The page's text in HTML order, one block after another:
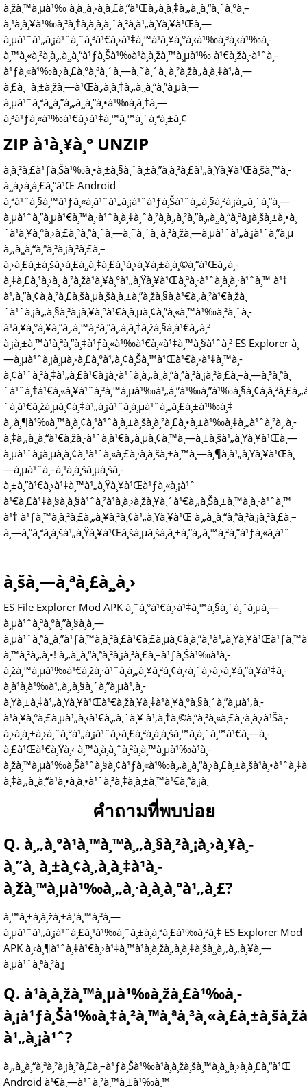
à¸žà¸™à¸µà¹‰ à¸­à¸¸à¸›à¸à¸£à¸“à¹Œà¸‚à¸­à¸‡à¸„à¸¸à¸“à¸ˆà¸°à¸–
à¸¹à¸à¸¥à¹‰à¸²à¸‡à¸­à¸­à¸à¸ˆà¸²à¸à¹„à¸Ÿà¸¥à¹Œà¸—
à¸µà¹ˆà¹„à¸¡à¹ˆà¸ˆà¸³à¹€à¸›à¹‡à¸™à¹à¸¥à¸°à¸‹à¹‰à¸³à¸‹à¹‰à¸­
à¸™à¸«à¸²à¸à¸„à¸¸à¸“à¹ƒà¸Šà¹‰à¹à¸­à¸žà¸™à¸µà¹‰ à¹€à¸žà¸·à¹ˆà¸­
à¹ƒà¸«à¹‰à¸›à¸£à¸°à¸ªà¸´à¸—à¸˜à¸´à¸ à¸²à¸žà¸‚à¸­à¸‡à¹‚à¸—
à¸£à¸¨à¸±à¸žà¸—à¹Œà¸‚à¸­à¸‡à¸„à¸¸à¸“à¸”à¸µà¸—
à¸µà¹ˆà¸ªà¸¸à¸”à¸„à¸¸à¸“à¸•à¹‰à¸­à¸‡à¸—
à¸³à¹ƒà¸«à¹‰à¹€à¸›à¹‡à¸™à¸™à¸´à¸ªà¸±à¸¢
ZIP à¹à¸¥à¸° UNZIP
à¸à¸²à¸£à¹ƒà¸Šà¹‰à¸•à¸±à¸§à¸ˆà¸±à¸”à¸à¸²à¸£à¹„à¸Ÿà¸¥à¹Œà¸šà¸™à¸­
à¸¸à¸›à¸à¸£à¸“à¹Œ Android
à¸ªà¹ˆà¸§à¸™à¹ƒà¸«à¸à¹ˆà¹„à¸¡à¹ˆà¹ƒà¸Šà¹ˆà¸„à¸§à¸²à¸¡à¸„à¸´à¸”à¸—
à¸µà¹ˆà¸”à¸µà¹€à¸™à¸·à¹ˆà¸­à¸‡à¸ˆà¸²à¸à¸‚à¸²à¸”à¸„à¸¸à¸“à¸ªà¸¡à¸šà¸±à¸•à¸
´à¹à¸¥à¸°à¸›à¸£à¸°à¸ªà¸´à¸—à¸˜à¸´à¸ à¸²à¸žà¸—à¸µà¹ˆà¹„à¸¡à¹ˆà¸”à¸µ
à¸„à¸¸à¸“à¸ªà¸²à¸¡à¸²à¸£à¸–
à¸›à¸£à¸±à¸šà¸›à¸£à¸¸à¸‡à¸£à¸¹à¸›à¸¥à¸±à¸à¸©à¸“à¹Œà¸‚à¸­
à¸‡à¸£à¸¹à¸›à¸ à¸²à¸žà¹à¸¥à¸°à¹„à¸Ÿà¸¥à¹Œà¸ªà¸·à¹ˆà¸­à¸­à¸·à¹ˆà¸™ à¹†
à¹‚à¸”à¸¢à¸à¸²à¸£à¸šà¸µà¸šà¸­à¸±à¸”à¸žà¸§à¸à¹€à¸‚à¸²à¹€à¸žà¸
´à¹ˆà¸¡à¸„à¸§à¸²à¸¡à¸¥à¸°à¹€à¸­à¸µà¸¢à¸”à¸«à¸™à¹‰à¸²à¸ˆà¸­
à¹à¸¥à¸°à¸¥à¸”à¸‚à¸™à¸²à¸”à¸‚à¸­à¸‡à¸žà¸§à¸à¹€à¸‚à¸²
à¸¡à¸±à¸™à¹à¸ªà¸”à¸‡à¹ƒà¸«à¹‰à¹€à¸«à¹‡à¸™à¸§à¹ˆà¸² ES Explorer à¸
—à¸µà¹ˆà¸¡à¸µà¸›à¸£à¸°à¹‚à¸¢à¸Šà¸™à¹Œà¹€à¸›à¹‡à¸™à¸­
à¸¢à¹ˆà¸²à¸‡à¹„à¸£à¹€à¸¡à¸·à¹ˆà¸­à¸„à¸¸à¸“à¸ªà¸²à¸¡à¸²à¸£à¸–à¸—à¸³à¸ªà¸
´à¸à¹€à¸žà¸µà¸¢à¸‡à¹„à¸¡à¹ˆà¸à¸µà¹ˆà¸„à¸£à¸±à¹‰à¸‡
à¸‚à¸¶à¹‰à¸™à¸­à¸¢à¸¹à¹ˆà¸à¸±à¸šà¸à¸²à¸£à¸•à¸±à¹‰à¸‡à¸„à¹ˆà¸²à¸‚à¸­
à¸‡à¸„à¸¸à¸“à¹€à¸žà¸·à¹ˆà¸­à¹€à¸‚à¸µà¸¢à¸™à¸—à¸±à¸šà¹„à¸Ÿà¸¥à¹Œà¸—
à¸µà¹ˆà¸¡à¸µà¸­à¸¢à¸¹à¹ˆà¸«à¸£à¸·à¸­à¸šà¸±à¸™à¸—à¸¶à¸à¹„à¸Ÿà¸¥à¹Œà¸
—à¸µà¹ˆà¸–à¸¹à¸à¸šà¸µà¸šà¸­
à¸±à¸”à¹€à¸›à¹‡à¸™à¹„à¸Ÿà¸¥à¹Œà¹ƒà¸«à¸¡à¹ˆ
à¹€à¸£à¹‡à¸§à¸à¸§à¹ˆà¸²à¹à¸­à¸›à¸žà¸¥à¸´à¹€à¸„à¸Šà¸±à¸™à¸­à¸·à¹ˆà¸™
à¹† à¹ƒà¸™à¸à¸²à¸£à¸„à¸¥à¸²à¸¢à¹„à¸Ÿà¸¥à¹Œ à¸„à¸¸à¸“à¸ªà¸²à¸¡à¸²à¸£à¸–
à¸—à¸”à¸ªà¸­à¸šà¹„à¸Ÿà¸¥à¹Œà¸šà¸µà¸šà¸­à¸±à¸”à¸‚à¸™à¸²à¸”à¹ƒà¸«à¸à¹ˆ
à¸šà¸—à¸ªà¸£à¸¸à¸›
ES File Explorer Mod APK à¸ˆà¸°à¹€à¸›à¹‡à¸™à¸§à¸´à¸˜à¸µà¸—
à¸µà¹ˆà¸ªà¸°à¸”à¸§à¸à¸—
à¸™à¸²à¸„à¸•! à¸„à¸¸à¸“à¸ªà¸²à¸¡à¸²à¸£à¸–à¹ƒà¸Šà¹‰à¹à¸­
à¸žà¸™à¸µà¹‰à¹€à¸žà¸·à¹ˆà¸­à¸„à¸¥à¸²à¸¢à¸‹à¸´à¸›à¸›à¸¥à¸”à¸¥à¹‡à¸­
à¸à¹à¸à¹‰à¹„à¸‚à¸§à¸´à¸”à¸µà¹‚à¸­
à¸Ÿà¸±à¸‡à¹„à¸Ÿà¸¥à¹Œà¹€à¸žà¸¥à¸‡à¹à¸¥à¸°à¸§à¸´à¸”à¸µà¹‚à¸­
à¹à¸¥à¸°à¸£à¸µà¹„à¸‹à¹€à¸„à¸´à¸¥ à¹‚à¸†à¸©à¸“à¸²à¸«à¸£à¸·à¸­à¸›à¹Šà¸­
à¸›à¸­à¸±à¸›à¸ˆà¸°à¹„à¸¡à¹ˆà¸›à¸£à¸²à¸à¸à¸šà¸™à¸­à¸´à¸™à¹€à¸—à¸­
à¸£à¹Œà¹€à¸Ÿà¸‹ à¸™à¸­à¸à¸ˆà¸²à¸à¸™à¸µà¹‰à¹à¸­
à¸‡à¸„à¸¸à¸“à¹à¸•à¸à¸•à¹ˆà¸²à¸‡à¸à¸±à¸™à¹€à¸ªà¸¡à¸­
คำถามที่พบบ่อย
Q. à¸„à¸°à¹à¸™à¸™à¸„à¸§à¸²à¸¡à¸›à¸¥à¸­
à¸”à¸ à¸±à¸¢à¸‚à¸­à¸‡à¹à¸­
à¸žà¸™à¸µà¹‰à¸„à¸·à¸­à¸­à¸°à¹„à¸£?
à¸™à¸±à¸à¸žà¸±à¸’à¸™à¸²à¸—
à¸µà¹ˆà¹„à¸¡à¹ˆà¸£à¸¹à¹‰à¸ˆà¸±à¸à¸ªà¸£à¹‰à¸²à¸‡ ES Explorer Mod
APK à¸‹à¸¶à¹ˆà¸‡à¹€à¸›à¹‡à¸™à¹à¸­à¸žà¸‚à¸­à¸‡à¸šà¸¸à¸„à¸„à¸¥à¸—
à¸µà¹ˆà¸ªà¸²à¸¡
Q. à¹à¸­à¸žà¸™à¸µà¹‰à¸žà¸£à¹‰à¸­
à¹„à¸¡à¹ˆ?
à¸„à¸¸à¸“à¸ªà¸²à¸¡à¸²à¸£à¸–à¹ƒà¸Šà¹‰à¹à¸­à¸žà¸šà¸™à¸­à¸¸à¸›à¸à¸£à¸“à¹Œ
Android à¹€à¸—à¹ˆà¸²à¸™à¸±à¹‰à¸™